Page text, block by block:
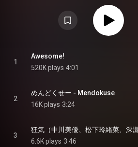
1
Awesome!
520K plays 4:01
2
めんどくせー - Mendokuse
16K plays 3:24
3
6.6K plays 3:46